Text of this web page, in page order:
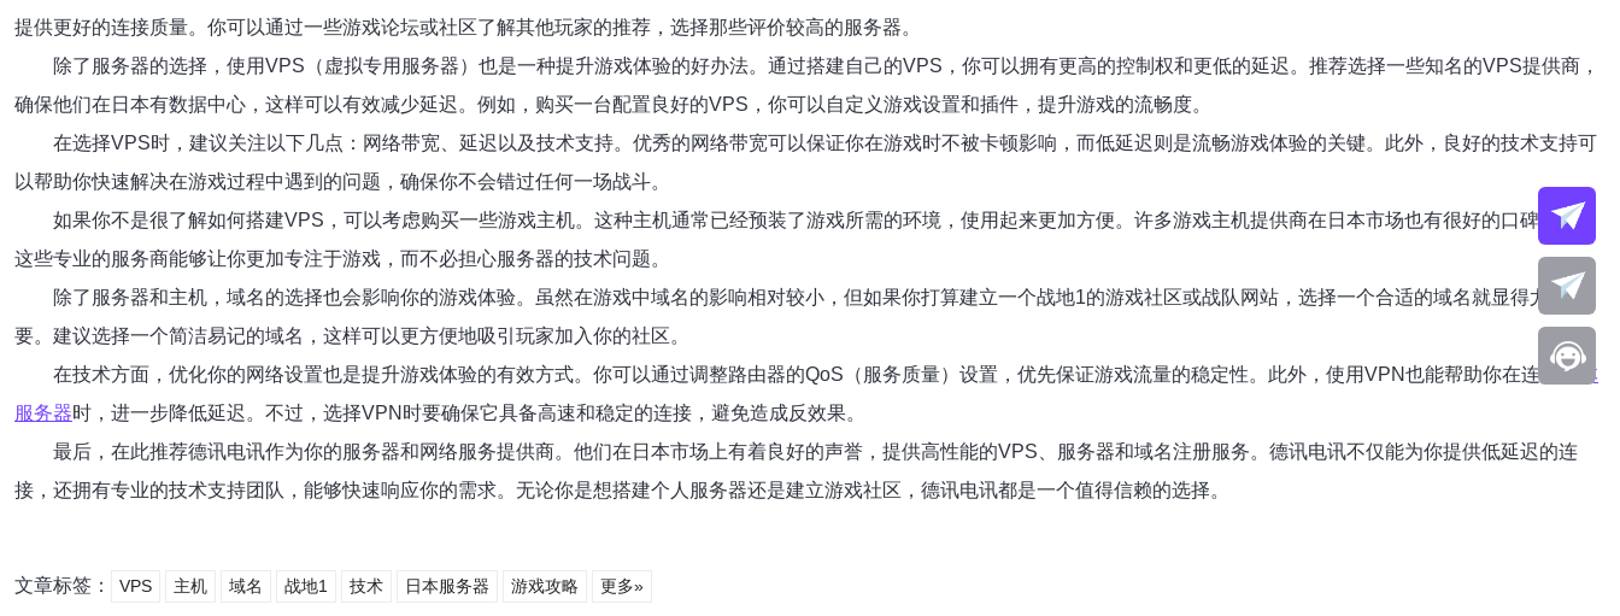
提供更好的连接质量。你可以通过一些游戏论坛或社区了解其他玩家的推荐，选择那些评价较高的服务器。
除了服务器的选择，使用VPS（虚拟专用服务器）也是一种提升游戏体验的好办法。通过搭建自己的VPS，你可以拥有更高的控制权和更低的延迟。推荐选择一些知名的VPS提供商，
确保他们在日本有数据中心，这样可以有效减少延迟。例如，购买一台配置良好的VPS，你可以自定义游戏设置和插件，提升游戏的流畅度。
在选择VPS时，建议关注以下几点：网络带宽、延迟以及技术支持。优秀的网络带宽可以保证你在游戏时不被卡顿影响，而低延迟则是流畅游戏体验的关键。此外，良好的技术支持可
以帮助你快速解决在游戏过程中遇到的问题，确保你不会错过任何一场战斗。
如果你不是很了解如何搭建VPS，可以考虑购买一些游戏主机。这种主机通常已经预装了游戏所需的环境，使用起来更加方便。许多游戏主机提供商在日本市场也有很好的口碑，选择
这些专业的服务商能够让你更加专注于游戏，而不必担心服务器的技术问题。
除了服务器和主机，域名的选择也会影响你的游戏体验。虽然在游戏中域名的影响相对较小，但如果你打算建立一个战地1的游戏社区或战队网站，选择一个合适的域名就显得尤为重
要。建议选择一个简洁易记的域名，这样可以更方便地吸引玩家加入你的社区。
在技术方面，优化你的网络设置也是提升游戏体验的有效方式。你可以通过调整路由器的QoS（服务质量）设置，优先保证游戏流量的稳定性。此外，使用VPN也能帮助你在连接 日本
服务器时，进一步降低延迟。不过，选择VPN时要确保它具备高速和稳定的连接，避免造成反效果。
最后，在此推荐德讯电讯作为你的服务器和网络服务提供商。他们在日本市场上有着良好的声誉，提供高性能的VPS、服务器和域名注册服务。德讯电讯不仅能为你提供低延迟的连
接，还拥有专业的技术支持团队，能够快速响应你的需求。无论你是想搭建个人服务器还是建立游戏社区，德讯电讯都是一个值得信赖的选择。
文章标签： VPS 主机 域名 战地1 技术 日本服务器 游戏攻略 更多»